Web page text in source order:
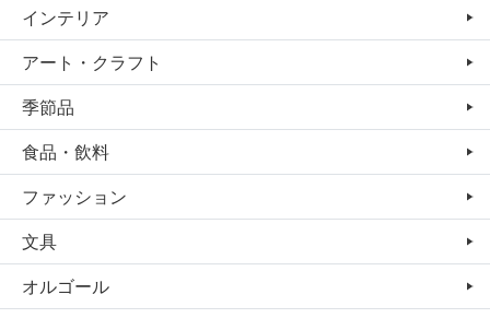
インテリア
アート・クラフト
季節品
食品・飲料
ファッション
文具
オルゴール